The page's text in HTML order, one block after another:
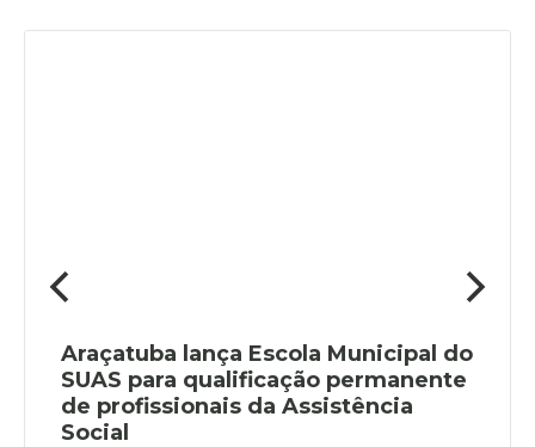
Araçatuba lança Escola Municipal do
SUAS para qualificação permanente
de profissionais da Assistência
Social